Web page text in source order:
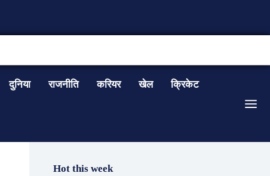
दुनिया राजनीति करियर खेल क्रिकेट
Hot this week